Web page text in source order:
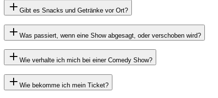
Gibt es Snacks und Getränke vor Ort?
Was passiert, wenn eine Show abgesagt, oder verschoben wird?
Wie verhalte ich mich bei einer Comedy Show?
Wie bekomme ich mein Ticket?